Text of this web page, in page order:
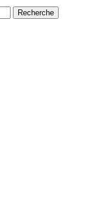
Recherche